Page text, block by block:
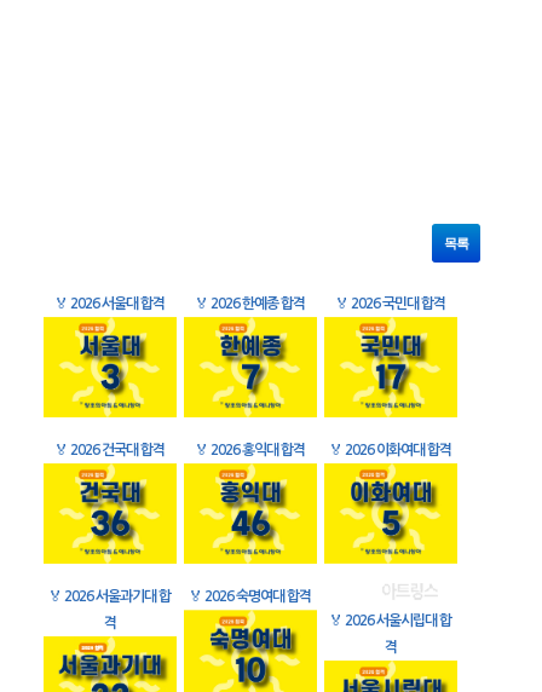
목록
🏅 2026 서울대 합격 🏅 2026 한예종 합격 🏅 2026 국민대 합격
🏅 2026 건국대 합격 🏅 2026 홍익대 합격 🏅 2026 이화여대 합격
🏅 2026 서울과기대 합
격
🏅 2026 숙명여대 합격
🏅 2026 서울시립대 합
격